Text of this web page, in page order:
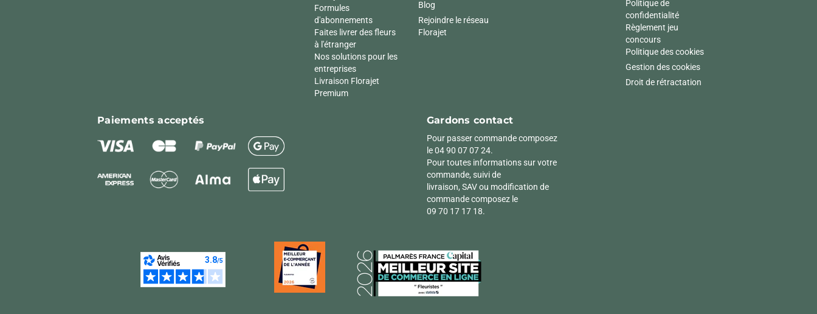
Formules
d'abonnements
Faites livrer des fleurs
à l'étranger
Nos solutions pour les
entreprises
Livraison Florajet
Premium
Blog
Rejoindre le réseau
Florajet
Politique de
confidentialité
Règlement jeu
concours
Politique des cookies
Gestion des cookies
Droit de rétractation
Paiementsacceptés Gardons contact
Pour passer commande composez
le 04 90 07 07 24.
Pour toutes informations sur votre
commande, suivi de
livraison, SAV ou modification de
commande composez le
09 70 17 17 18.